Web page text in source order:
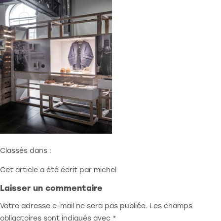
Classés dans :
Cet article a été écrit par michel
Laisser un commentaire
Votre adresse e-mail ne sera pas publiée. Les champs
obligatoires sont indiqués avec *
1000 Bruxelles
Atelier:
Rue Redouté 21b
6870 Saint-Hubert
benjamin@stoz.design
0032 (0)470 33 33 36
© 2023 • Tout droit réservé